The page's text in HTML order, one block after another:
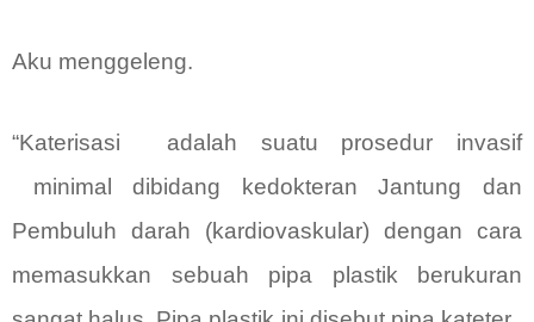
Aku menggeleng.
“Katerisasi
adalah suatu prosedur invasif
minimal dibidang kedokteran Jantung dan
Pembuluh darah (kardiovaskular) dengan cara
memasukkan sebuah pipa plastik berukuran